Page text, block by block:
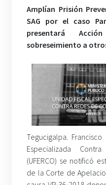
Amplían Prisión
SAG por el caso
presentará
sobreseimiento a
Tegucigalpa.
Especializada
(UFERCO) se notificó
de la Corte de